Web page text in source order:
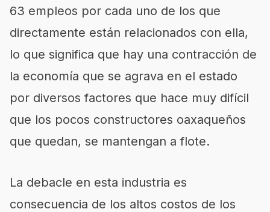
63 empleos por cada uno de los que
directamente están relacionados con ella,
lo que significa que hay una contracción de
la economía que se agrava en el estado
por diversos factores que hace muy difícil
que los pocos constructores oaxaqueños
que quedan, se mantengan a flote.
La debacle en esta industria es
consecuencia de los altos costos de los